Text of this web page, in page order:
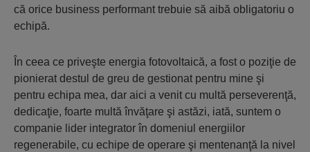
că orice business performant trebuie să aibă obligatoriu o
echipă.
În ceea ce priveşte energia fotovoltaică, a fost o poziţie de
pionierat destul de greu de gestionat pentru mine şi
pentru echipa mea, dar aici a venit cu multă perseverenţă,
dedicaţie, foarte multă învăţare şi astăzi, iată, suntem o
companie lider integrator în domeniul energiilor
regenerabile, cu echipe de operare şi mentenanţă la nivel